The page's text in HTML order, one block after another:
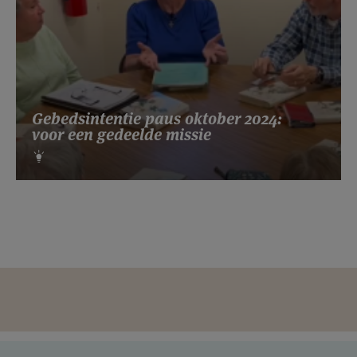
Gebedsintentie paus oktober 2024:
voor een gedeelde missie